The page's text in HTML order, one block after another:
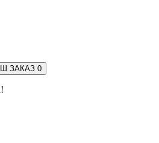
ЗАКАЗ 0